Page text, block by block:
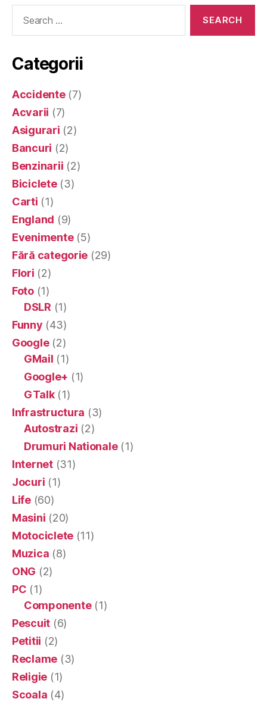
Categorii
Accidente(7)
Acvarii (7)
Asigurari (2)
Bancuri (2)
Benzinarii (2)
Biciclete(3)
Carti (1)
England (9)
Evenimente(5)
Fără categorie (29)
Flori (2)
Foto(1)
DSLR (1)
Funny (43)
Google(2)
GMail (1)
Google+ (1)
GTalk(1)
Infrastructura (3)
Autostrazi (2)
Drumuri Nationale(1)
Internet(31)
Jocuri (1)
Life(60)
Masini (20)
Motociclete (11)
Muzica (8)
ONG (2)
PC (1)
Componente(1)
Pescuit (6)
Petitii (2)
Reclame (3)
Religie (1)
Scoala (4)